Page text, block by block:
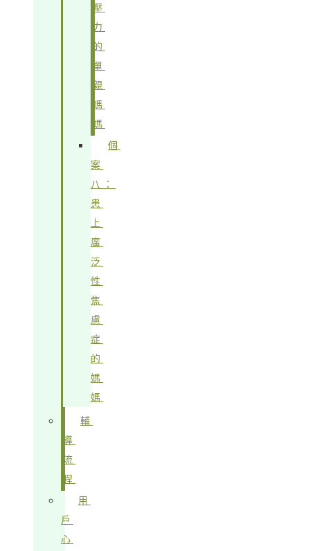
壓
力
的
單
親
媽
媽
個
案
八：
患
上
廣
泛
性
焦
慮
症
的
媽
媽
輔
導
流
程
用
戶
心